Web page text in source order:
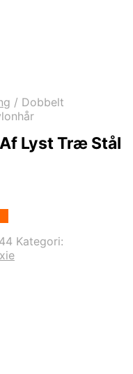
/ Dobbelt
Lyst Træ Stål
Kategori: